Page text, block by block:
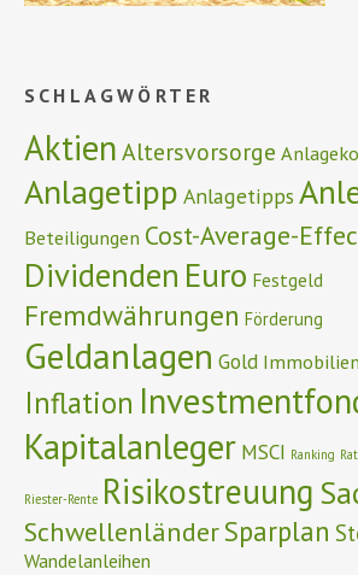
SCHLAGWÖRTER
Aktien Altersvorsorge
Anlagetipp Anlagetipps
Beteiligungen Cost-Average-
Dividenden Euro Festgeld
Fremdwährungen Förderung
Geldanlagen Gold Immobilien
Inflation
Kapitalanleger MSCI Ranking
Riester-Rente Risikostreuung
SchwellenländerSparplan
Wandelanleihen